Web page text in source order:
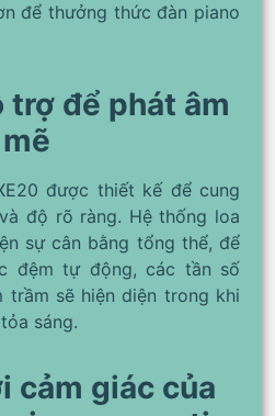
để thưởng thức đàn piano
trợ để phát âm
được thiết kế để cung
độ rõ ràng. Hệ thống loa
sự cân bằng tổng thể, để
đệm tự động, các tần số
trầm sẽ hiện diện trong khi
sáng.
cảm giác của